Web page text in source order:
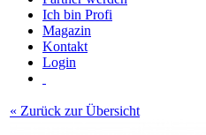
Ich bin Profi
Magazin
Kontakt
Login
« Zurück zur Übersicht